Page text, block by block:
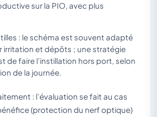
sur la PIO, avec plus
: le schéma est souvent adapté
irritation et dépôts ; une stratégie
de faire l’instillation hors port, selon
de la journée.
: l’évaluation se fait au cas
(protection du nerf optique)